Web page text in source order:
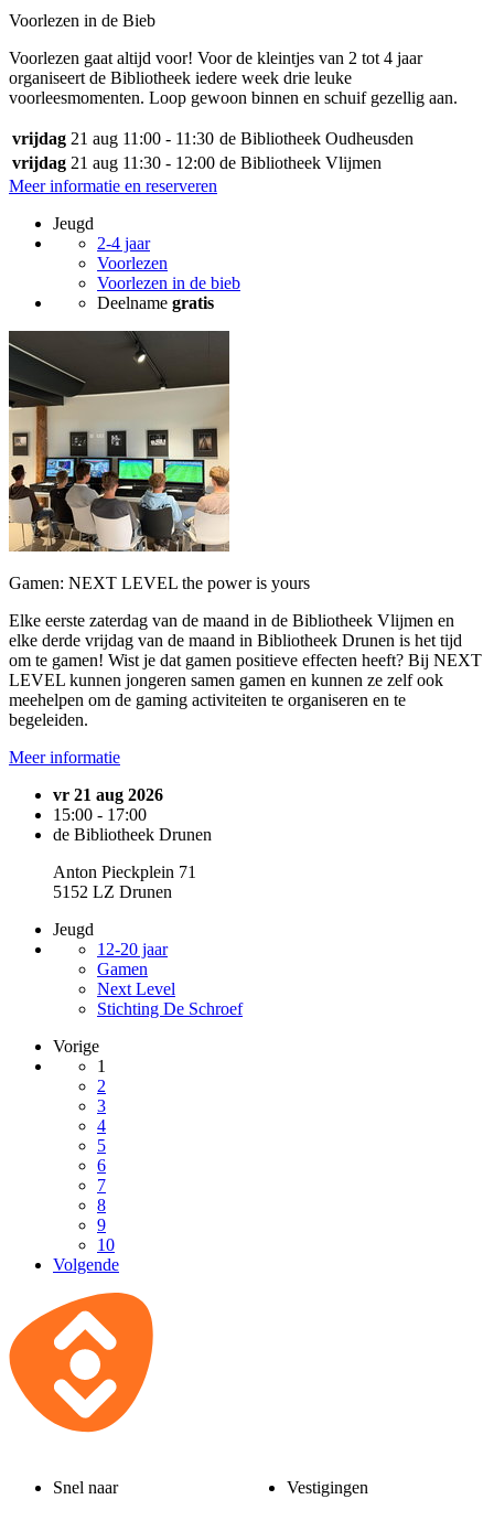
Voorlezen in de Bieb
Voorlezen gaat altijd voor! Voor de kleintjes van 2 tot 4 jaar
organiseert de Bibliotheek iedere week drie leuke
voorleesmomenten. Loop gewoon binnen en schuif gezellig aan.
vrijdag 21 aug 11:00 - 11:30 de Bibliotheek Oudheusden
vrijdag 21 aug 11:30 - 12:00 de Bibliotheek Vlijmen
Meer informatie en reserveren
Jeugd
2-4 jaar
Voorlezen
Voorlezen in de bieb
Deelname gratis
Gamen: NEXT LEVEL the power is yours
Elke eerste zaterdag van de maand in de Bibliotheek Vlijmen en
elke derde vrijdag van de maand in Bibliotheek Drunen is het tijd
om te gamen! Wist je dat gamen positieve effecten heeft? Bij NEXT
LEVEL kunnen jongeren samen gamen en kunnen ze zelf ook
meehelpen om de gaming activiteiten te organiseren en te
begeleiden.
Meer informatie
vr 21 aug 2026
15:00 - 17:00
de Bibliotheek Drunen
Anton Pieckplein 71
5152 LZ Drunen
Jeugd
12-20 jaar
Gamen
Next Level
Stichting De Schroef
Vorige
1
2
3
4
5
6
7
8
9
10
Volgende
Snel naar Vestigingen